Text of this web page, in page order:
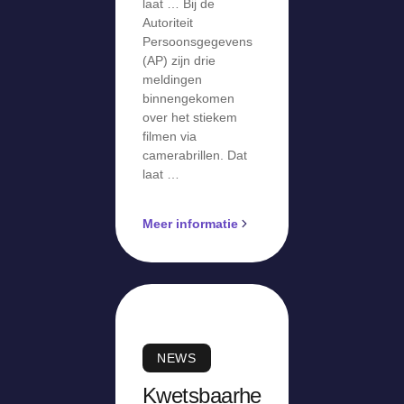
laat … Bij de
Autoriteit
Persoonsgegevens
(AP) zijn drie
meldingen
binnengekomen
over het stiekem
filmen via
camerabrillen. Dat
laat …
Meer informatie
NEWS
Kwetsbaarhe